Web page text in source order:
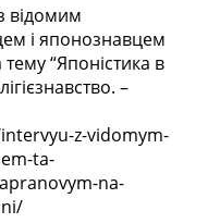
відомим
і японознавцем
“Японістика в
–
z-vidomym-
ta-
na-